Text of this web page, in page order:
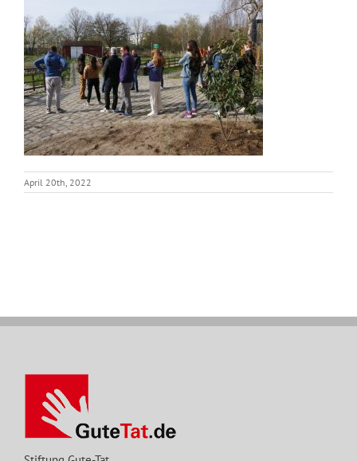
April 20th, 2022